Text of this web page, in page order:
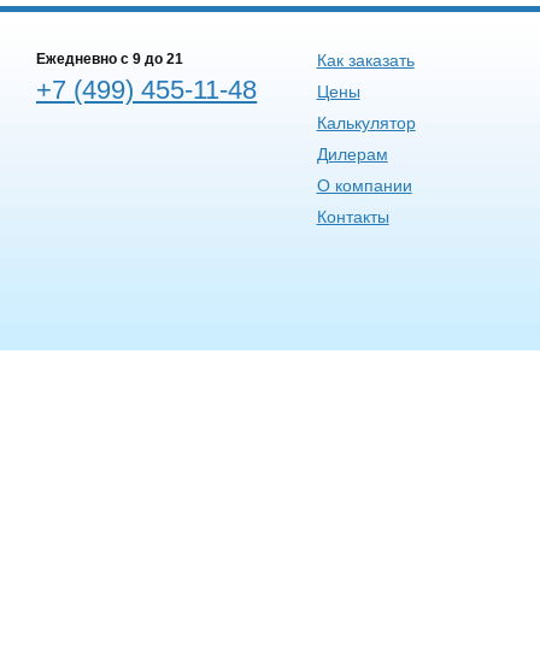
Ежедневно c 9 до 21
+7 (499) 455-11-48
Как заказать
Цены
Калькулятор
Дилерам
О компании
Контакты